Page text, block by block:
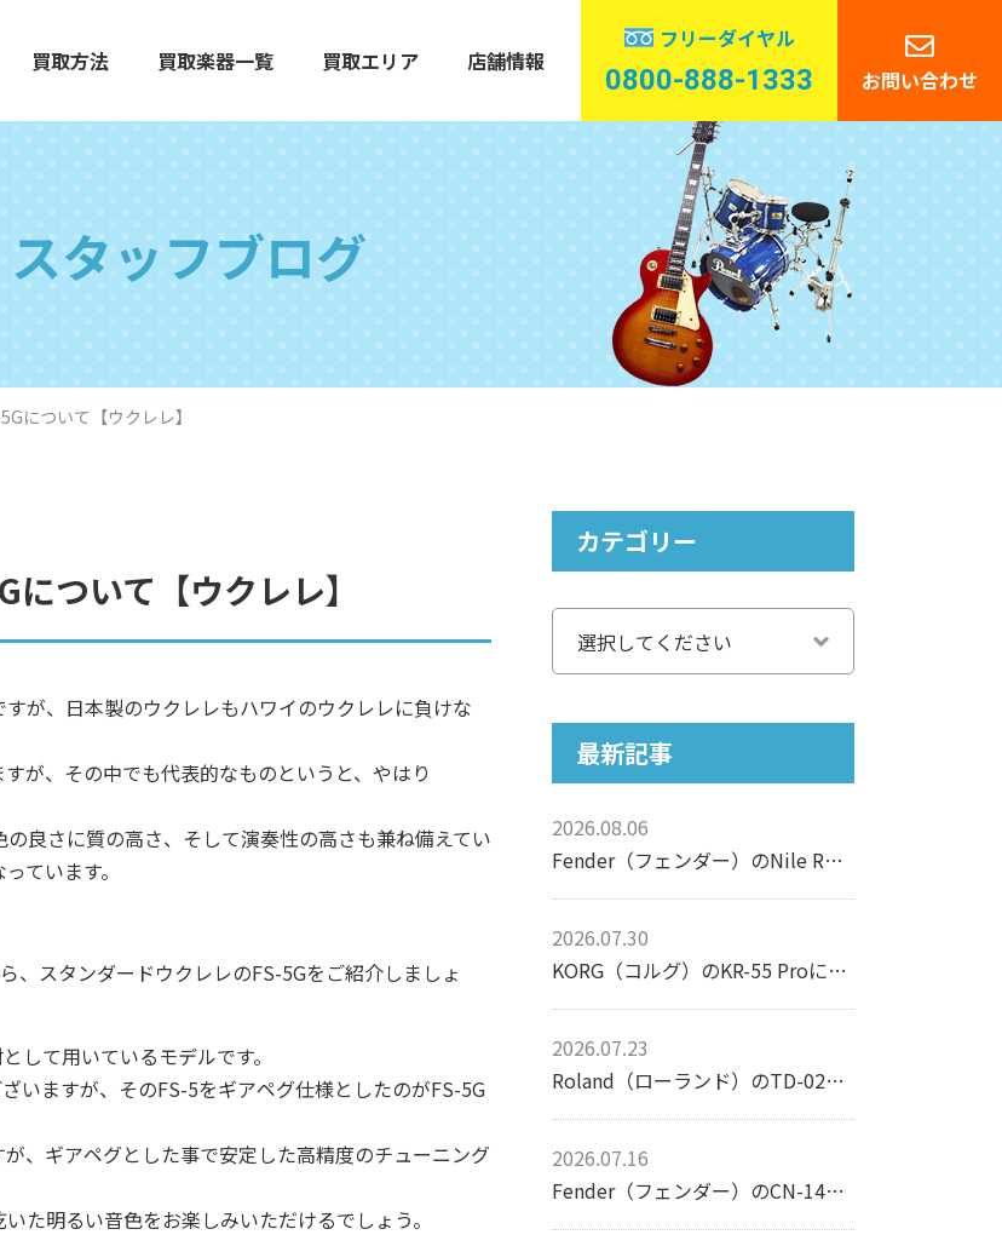
買取方法 買取楽器一覧 買取エリア 店舗情報
フリーダイヤル
0800-888-1333 お問い合わせ
スタッフブログ
について【ウクレレ】
ついて【ウクレレ】
が、日本製のウクレレもハワイのウクレレに負けな
が、その中でも代表的なものというと、やはり
良さに質の高さ、そして演奏性の高さも兼ね備えてい
ています。
、スタンダードウクレレのFS-5Gをご紹介しましょ
して用いているモデルです。
いますが、そのFS-5をギアペグ仕様としたのがFS-5G
、ギアペグとした事で安定した高精度のチューニング
た明るい音色をお楽しみいただけるでしょう。
カテゴリー
最新記事
2026.08.06
Fender（フェンダー）のNile Rodgers Hitmaker Stratocasterについて【エレキギター】
2026.07.30
KORG（コルグ）のKR-55 Proについて【リズムマシン】
2026.07.23
Roland（ローランド）のTD-02Kについて【電子ドラム】
2026.07.16
Fender（フェンダー）のCN-140SCEについて【アコースティックギター】